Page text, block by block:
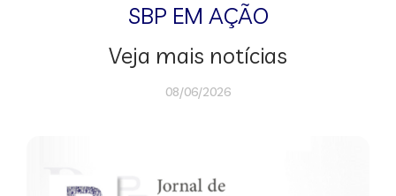
SBP EM AÇÃO
Veja mais notícias
08/06/2026